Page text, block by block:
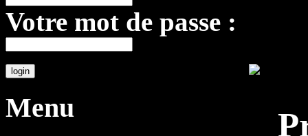
Votre mot de passe :
Menu